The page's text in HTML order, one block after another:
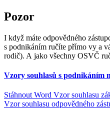
Pozor
I když máte odpovědného
s podnikáním ručíte přímo vy a
rodič). A jako všechny OSVČ
Vzory souhlasů s podnikáním
Stáhnout Word Vzor souhlasu
Vzor souhlasu odpovědného